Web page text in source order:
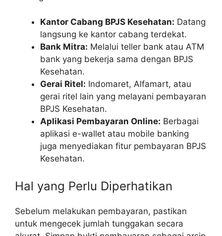
Kantor Cabang BPJS Kesehatan: Datang
langsung ke kantor cabang terdekat.
Bank Mitra: Melalui teller bank atau ATM
bank yang bekerja sama dengan BPJS
Kesehatan.
Gerai Ritel: Indomaret, Alfamart, atau
gerai ritel lain yang melayani pembayaran
BPJS Kesehatan.
Aplikasi Pembayaran Online: Berbagai
aplikasi e-wallet atau mobile banking
juga menyediakan fitur pembayaran BPJS
Kesehatan.
Hal yang Perlu Diperhatikan
Sebelum melakukan pembayaran, pastikan
untuk mengecek jumlah tunggakan secara